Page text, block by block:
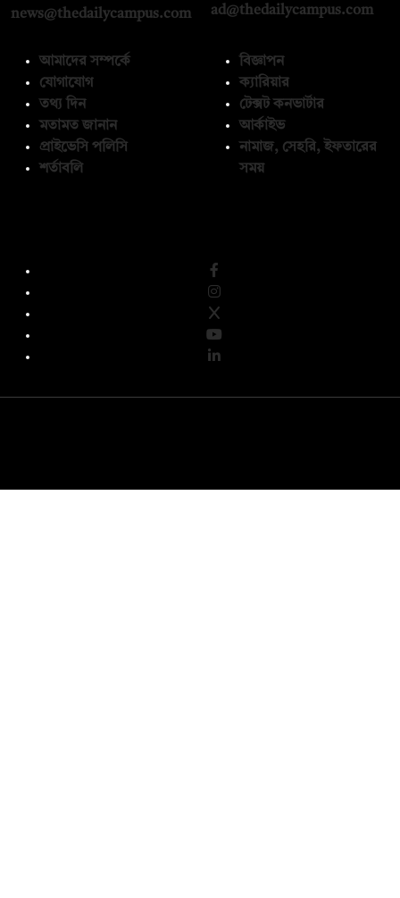
news@thedailycampus.com ad@thedailycampus.com
আমাদের সম্পর্কে
যোগাযোগ
তথ্য দিন
মতামত জানান
প্রাইভেসি পলিসি
শর্তাবলি
বিজ্ঞাপন
ক্যারিয়ার
টেক্সট কনভার্টার
আর্কাইভ
নামাজ, সেহরি, ইফতারের
সময়